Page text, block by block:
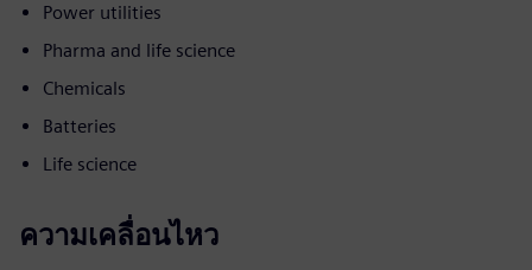
Power utilities
Pharma and life science
Chemicals
Batteries
Life science
ความเคลื่อนไหว